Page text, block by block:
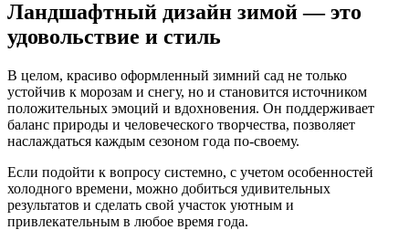
Ландшафтный дизайн зимой — это
удовольствие и стиль
В целом, красиво оформленный зимний сад не только
устойчив к морозам и снегу, но и становится источником
положительных эмоций и вдохновения. Он поддерживает
баланс природы и человеческого творчества, позволяет
наслаждаться каждым сезоном года по-своему.
Если подойти к вопросу системно, с учетом особенностей
холодного времени, можно добиться удивительных
результатов и сделать свой участок уютным и
привлекательным в любое время года.